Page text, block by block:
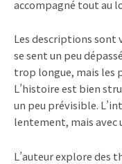
accompagné tout au
Les descriptions sont
se sent un peu
trop longue, mais les
L’histoire est bien
un peu prévisible.
lentement, mais avec
L’auteur explore des